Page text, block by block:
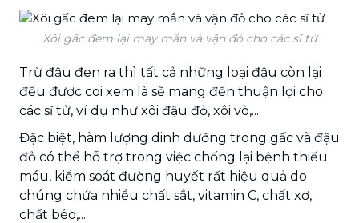
Xôi gấc đem lại may mắn và vận đỏ cho các sĩ tử
Trừ đậu đen ra thì tất cả những loại đậu còn lại
đều được coi xem là sẽ mang đến thuận lợi cho
các sĩ tử, ví dụ như xôi đậu đỏ, xôi vò,...
Đặc biệt, hàm lượng dinh dưỡng trong gấc và đậu
đỏ có thể hỗ trợ trong việc chống lại bệnh thiếu
máu, kiểm soát đường huyết rất hiệu quả do
chúng chứa nhiều chất sắt, vitamin C, chất xơ,
chất béo,...